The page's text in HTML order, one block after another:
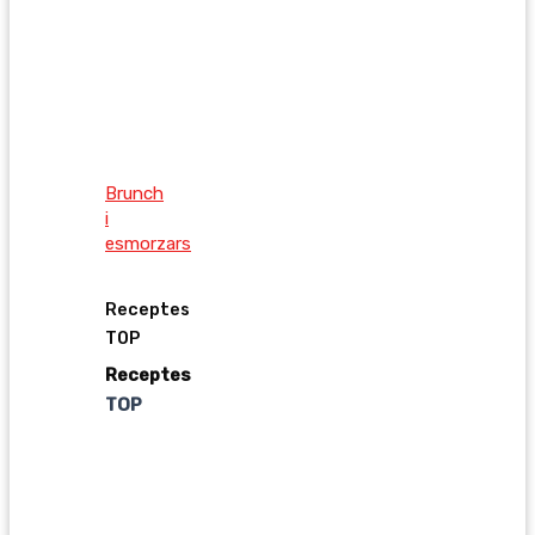
Brunch
i
esmorzars
Receptes
TOP
Receptes
TOP